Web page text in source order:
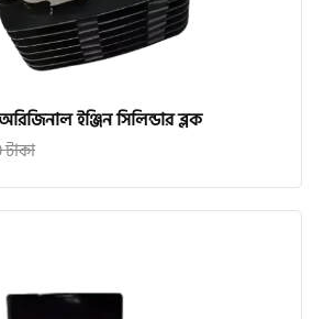
ইঞ্জিন সিলিন্ডার ব্লক
টাকা